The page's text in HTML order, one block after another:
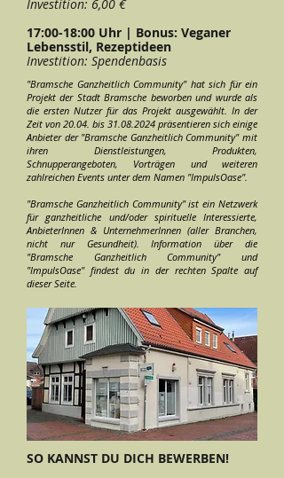
Investition: 6,00 €
17:00-18:00 Uhr | Bonus: Veganer
Lebensstil, Rezeptideen
Investition: Spendenbasis
"Bramsche Ganzheitlich Community" hat sich für ein
Projekt der Stadt Bramsche beworben und wurde als
die ersten Nutzer für das Projekt ausgewählt. In der
Zeit von 20.04. bis 31.08.2024 präsentieren sich einige
Anbieter der "Bramsche Ganzheitlich Community" mit
ihren Dienstleistungen, Produkten,
Schnupperangeboten, Vorträgen und weiteren
zahlreichen Events unter dem Namen "ImpulsOase".
"Bramsche Ganzheitlich Community" ist ein Netzwerk
fürganzheitliche und/oder spirituelle Interessierte,
AnbieterInnen & UnternehmerInnen (aller Branchen,
nicht nur Gesundheit). Information über die
"Bramsche Ganzheitlich Community" und
"ImpulsOase" findest du in der rechten Spalte auf
dieser Seite.
SO KANNST DU DICH BEWERBEN!